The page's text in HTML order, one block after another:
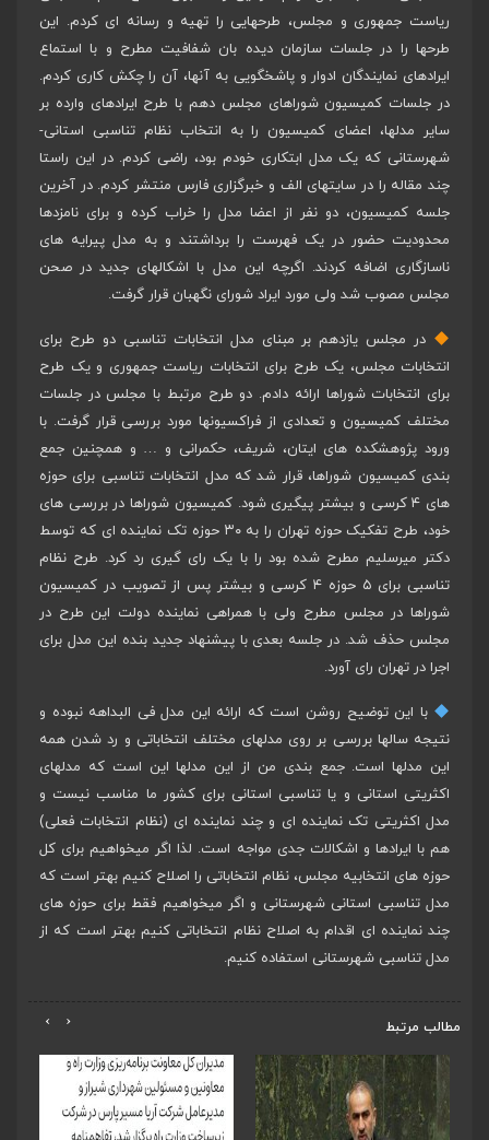
ریاست جمهوری و مجلس، طرحهایی را تهیه و رسانه ای کردم. این
طرحها را در جلسات سازمان دیده بان شفافیت مطرح و با استماع
ایرادهای نمایندگان ادوار و پاشخگویی به آنها، آن را چکش کاری کردم.
در جلسات کمیسیون شوراهای مجلس دهم با طرح ایرادهای وارده بر
سایر مدلها، اعضای کمیسیون را به انتخاب نظام تناسبی استانی-
شهرستانی که یک مدل ابتکاری خودم بود، راضی کردم. در این راستا
چند مقاله را در سایتهای الف و خبرگزاری فارس منتشر کردم. در آخرین
جلسه کمیسیون، دو نفر از اعضا مدل را خراب کرده و برای نامزدها
محدودیت حضور در یک فهرست را برداشتند و به مدل پیرایه های
ناسازگاری اضافه کردند. اگرچه این مدل با اشکالهای جدید در صحن
مجلس مصوب شد ولی مورد ایراد شورای نگهبان قرار گرفت.
در مجلس یازدهم بر مبنای مدل انتخابات تناسبی دو طرح برای
انتخابات مجلس، یک طرح برای انتخابات ریاست جمهوری و یک طرح
برای انتخابات شوراها ارائه دادم. دو طرح مرتبط با مجلس در جلسات
مختلف کمیسیون و تعدادی از فراکسیونها مورد بررسی قرار گرفت. با
ورود پژوهشکده های ایتان، شریف، حکمرانی و … و همچنین جمع
بندی کمیسیون شوراها، قرار شد که مدل انتخابات تناسبی برای حوزه
های ۴ کرسی و بیشتر پیگیری شود. کمیسیون شوراها در بررسی های
خود، طرح تفکیک حوزه تهران را به ۳۰ حوزه تک نماینده ای که توسط
دکتر میرسلیم مطرح شده بود را با یک رای گیری رد کرد. طرح نظام
تناسبی برای ۵ حوزه ۴ کرسی و بیشتر پس از تصویب در کمیسیون
شوراها در مجلس مطرح ولی با همراهی نماینده دولت این طرح در
مجلس حذف شد. در جلسه بعدی با پیشنهاد جدید بنده این مدل برای
اجرا در تهران رای آورد.
با این توضیح روشن است که ارائه این مدل فی البداهه نبوده و
نتیجه سالها بررسی بر روی مدلهای مختلف انتخاباتی و رد شدن همه
این مدلها است. جمع بندی من از این مدلها این است که مدلهای
اکثریتی استانی و یا تناسبی استانی برای کشور ما مناسب نیست و
مدل اکثریتی تک نماینده ای و چند نماینده ای (نظام انتخابات فعلی)
هم با ایرادها و اشکالات جدی مواجه است. لذا اگر میخواهیم برای کل
حوزه های انتخابیه مجلس، نظام انتخاباتی را اصلاح کنیم بهتر است که
مدل تناسبی استانی شهرستانی و اگر میخواهیم فقط برای حوزه های
چند نماینده ای اقدام به اصلاح نظام انتخاباتی کنیم بهتر است که از
مدل تناسبی شهرستانی استفاده کنیم.
مطالب مرتبط ‹
›